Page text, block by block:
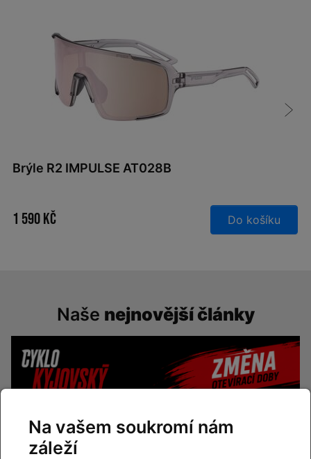
Brýle R2 IMPULSE AT028B
1 590 Kč Do košíku
Naše nejnovější články
Na vašem soukromí nám
záleží